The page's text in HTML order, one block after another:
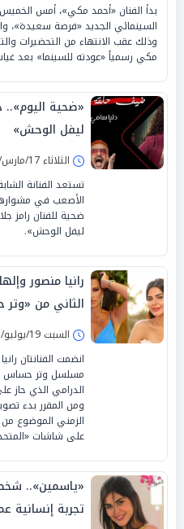
بدأ الفنان «أحمد مكي»، أمس
السينمائي الجديد «فرصة سعيدة»،
وذلك عقب الانتهاء من التحضيرات
مكي رسمياً «عودته للسينما» بعد غياب دام
«ضحية
ليفل الوحش»
الثلاثاء 17/مارس/2026 - 05:22 م
تستعد الفنانة
الأصعب في مشوارها
ضحية للفنان رامز
ليفل الوحش».
رانيا منصور
الثاني من
السبت 19/يوليو/2025 - 09:23 م
انضمت الفنانتان
الدرامي الذي حاز
ومن المقرر بدء
الزمني الموضوع
على شاشات
«ياسمين»..
تجربة إنسانية